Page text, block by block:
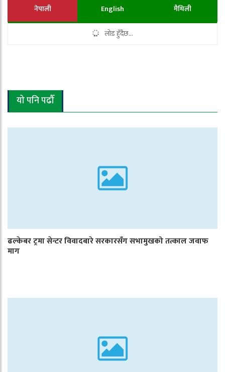
नेपाली English मैथिली
लोड हुँदैछ...
यो पनि पढौँ
ढल्केबर ट्रमा सेन्टर विवादबारे सरकारसँग सभामुखको तत्काल जवाफ
माग